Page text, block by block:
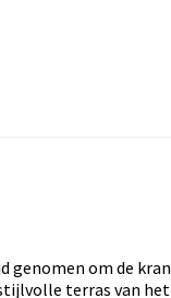
genomen om de
terras van